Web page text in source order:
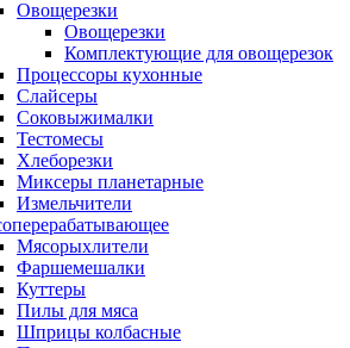
Овощерезки
Овощерезки
Комплектующие для овощерезок
Процессоры кухонные
Слайсеры
Соковыжималки
Тестомесы
Хлеборезки
Миксеры планетарные
Измельчители
Мясорыхлители
Фаршемешалки
Куттеры
Пилы для мяса
Шприцы колбасные